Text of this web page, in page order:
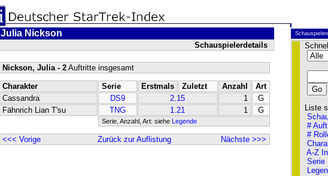
Julia Nickson
Schauspielerdetails
Nickson, Julia - 2Auftritte insgesamt
Charakter Serie Erstmals Zuletzt Anzahl
Art
Cassandra
DS9 2.15 1
G
Fähnrich Lian T'su
TNG 1.21 1 G
Serie, Anzahl, Art: siehe Legende
<<< Vorige Zurück zur Auflistung Nächste >>>
Liste
#
#
A-Z
Serie